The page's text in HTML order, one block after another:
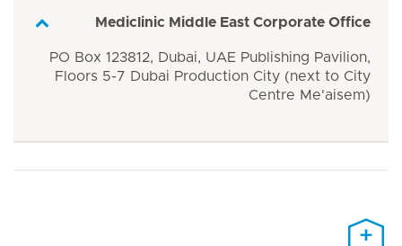
Mediclinic Middle East Corporate Office
PO Box 123812, Dubai, UAE Publishing Pavilion,
Floors 5-7 Dubai Production City (next to City
Centre Me'aisem)